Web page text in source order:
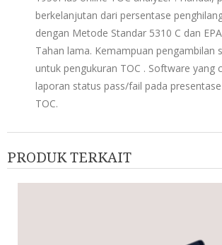
berkelanjutan dari persentase
dengan Metode Standar 5310 C dan
Tahan lama. Kemampuan pengambilan
untuk pengukuran TOC . Software yang
laporan status pass/fail pada
TOC.
PRODUK TERKAIT